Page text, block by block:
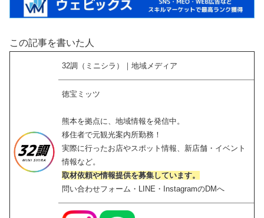
この記事を書いた人
32調（ミニシラ）｜地域メディア
徳宝ミッツ
熊本を拠点に、地域情報を発信中。
移住者で元観光案内所勤務！
実際に行ったお店やスポット情報、新店舗・イベント
情報など。
取材依頼や情報提供を募集しています。
問い合わせフォーム・LINE・InstagramのDMへ